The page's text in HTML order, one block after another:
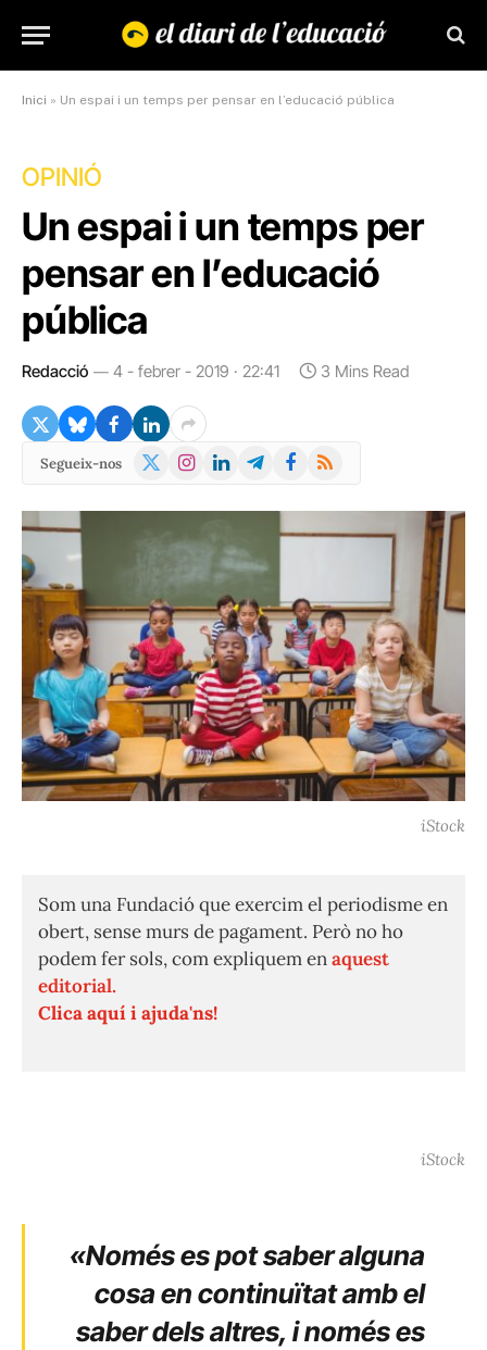
Inici » Un espai i un temps per pensar en l’educació pública
OPINIÓ
Un espai i un temps per
pensar en l’educació
pública
Redacció 4 - febrer - 2019 · 22:41 3 Mins Read
Segueix-nos
X
Instagram
LinkedInTelegramFacebook
RSS
iStock
Som una Fundació que exercim el periodisme en
obert, sense murs de pagament. Però no ho
podem fer sols, com expliquem enaquest
editorial.
Clica aquí i ajuda'ns!
iStock
«Només es pot saber alguna
cosa en continuïtat amb el
saber dels altres, i només es